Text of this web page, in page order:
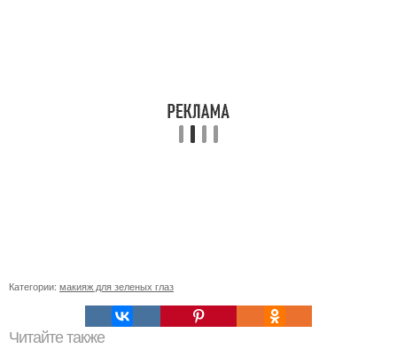
Категории: макияж для зеленых глаз
Читайте также